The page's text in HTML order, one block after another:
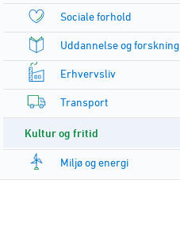
Sociale forhold
Uddannelse og forskning
Erhvervsliv
Transport
Kultur og fritid
Miljø og energi